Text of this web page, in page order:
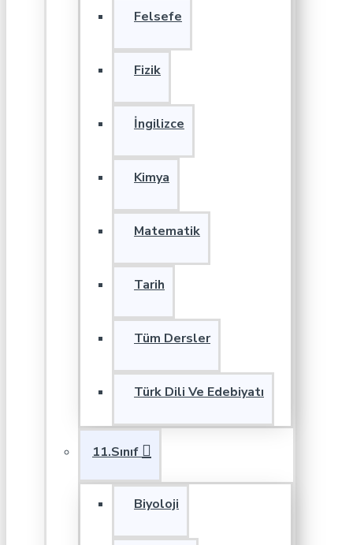
Felsefe
Fizik
İngilizce
Kimya
Matematik
Tarih
Tüm Dersler
Türk Dili Ve Edebiyatı
11.Sınıf
Biyoloji